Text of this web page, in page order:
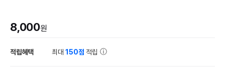
8,000원
적립혜택 최대150점 적립